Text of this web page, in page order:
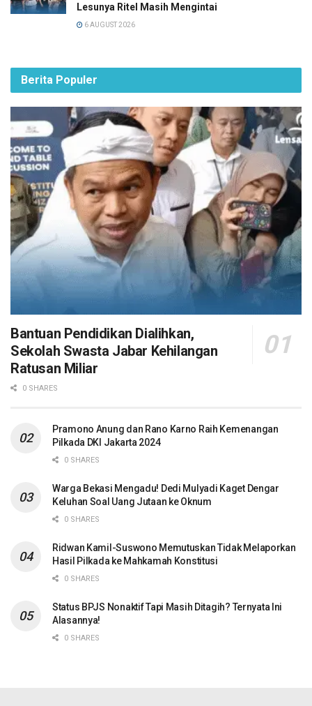
Lesunya Ritel Masih Mengintai
6 AUGUST 2026
Berita Populer
Bantuan Pendidikan Dialihkan,
Sekolah Swasta Jabar Kehilangan
Ratusan Miliar
0 SHARES
Pramono Anung dan Rano Karno Raih Kemenangan
Pilkada DKI Jakarta 2024
0 SHARES
Warga Bekasi Mengadu! Dedi Mulyadi Kaget Dengar
Keluhan Soal Uang Jutaan ke Oknum
0 SHARES
Ridwan Kamil-Suswono Memutuskan Tidak Melaporkan
Hasil Pilkada ke Mahkamah Konstitusi
0 SHARES
Status BPJS Nonaktif Tapi Masih Ditagih? Ternyata Ini
Alasannya!
0 SHARES